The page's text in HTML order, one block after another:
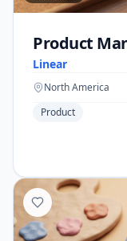
Product
Linear
North America
Product